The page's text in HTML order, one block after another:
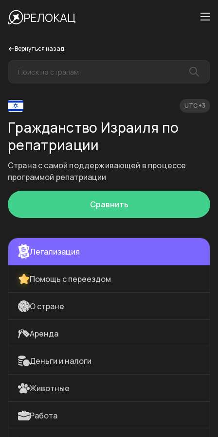
РЕЛОКАЦ
Вернуться назад
UTC +3
Гражданство Израиля по
репатриации
Страна с самой поддерживающей в процессе
программой репатриации
Сравнить
Легализация
Помощь с переездом
О стране
Аренда
Деньги и налоги
Животные
Работа